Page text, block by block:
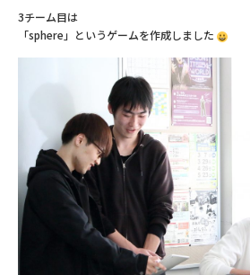
3チーム目は
「sphere」というゲームを作成しました